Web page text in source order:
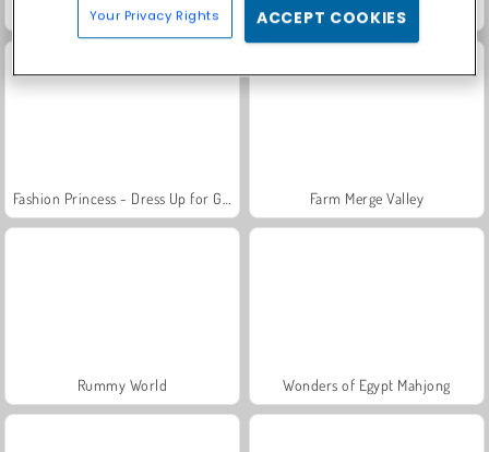
Heroes of Myths Solitaire Social
Farm Merge Valley
Rummy World Wonders of Egypt Mahjong
Your Privacy Rights ACCEPT COOKIES